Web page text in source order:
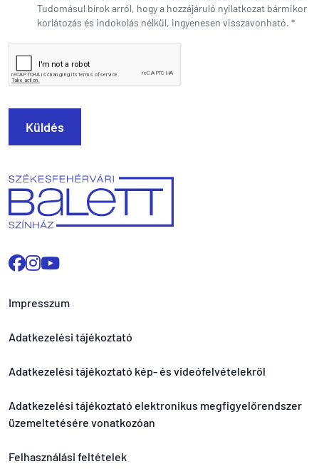
Impresszum
Adatkezelési tájékoztató
Adatkezelési tájékoztató kép- és videófelvételekről
Adatkezelési tájékoztató elektronikus megfigyelőrendszer
üzemeltetésére vonatkozóan
Felhasználási feltételek
Tudomásul bírok arról, hogy a hozzájáruló nyilatkozat bármikor
korlátozás és indokolás nélkül, ingyenesen visszavonható. *
Küldés